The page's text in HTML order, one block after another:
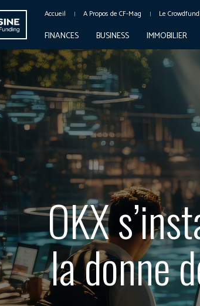
Accueil A Propos de CF-Mag Le
FINANCES BUSINESS IMMOBILIER
OKX
la donne